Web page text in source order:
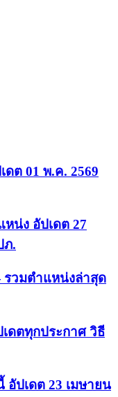
ต 01 พ.ค. 2569
น่ง อัปเดต 27
ภ.
รวมตำแหน่งล่าสุด
ดตทุกประกาศ วิธี
อัปเดต 23 เมษายน